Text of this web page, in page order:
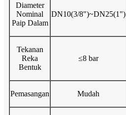
Diameter
Nominal
Paip Dalam
DN10(3/8")~DN25(1")
Tekanan
Reka
Bentuk
≤8 bar
Pemasangan Mudah